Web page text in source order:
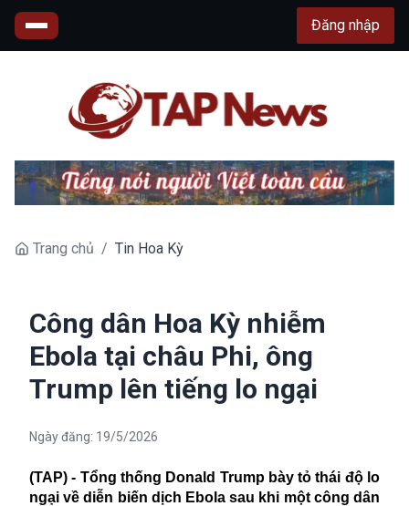
Đăng nhập
Trang chủ / Tin Hoa Kỳ
Công dân Hoa Kỳ nhiễm
Ebola tại châu Phi, ông
Trump lên tiếng lo ngại
Ngày đăng: 19/5/2026
(TAP) - Tổng thống Donald Trump bày tỏ thái độ lo
ngại về diễn biến dịch Ebola sau khi một công dân